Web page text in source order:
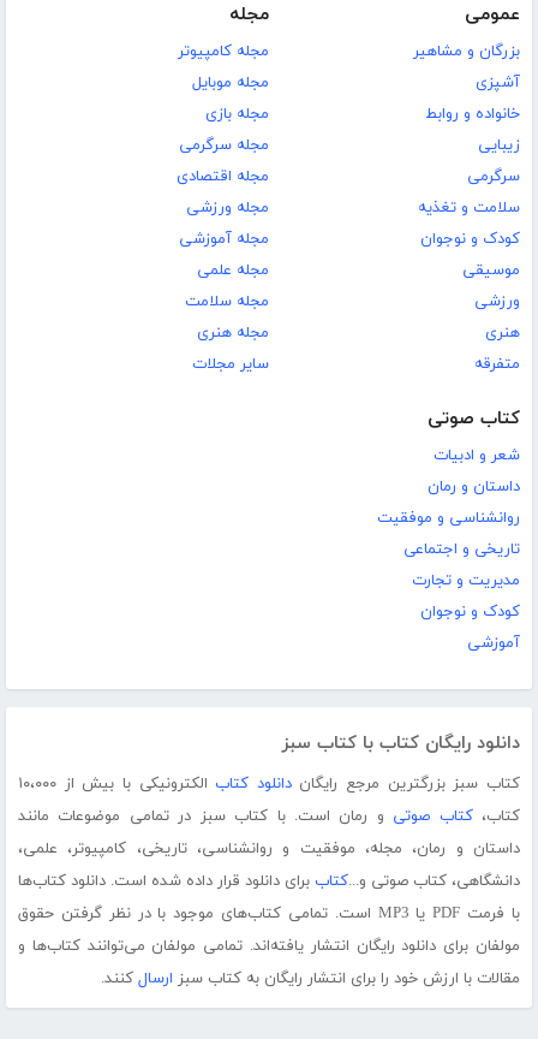
عمومی
بزرگان و مشاهیر
آشپزی
خانواده و روابط
زیبایی
سرگرمی
سلامت و تغذیه
کودک و نوجوان
موسیقی
ورزشی
هنری
متفرقه
مجله
مجله کامپیوتر
مجله موبایل
مجله بازی
مجله سرگرمی
مجله اقتصادی
مجله ورزشی
مجله آموزشی
مجله علمی
مجله سلامت
مجله هنری
سایر مجلات
کتاب صوتی
شعر و ادبیات
داستان و رمان
روانشناسی و موفقیت
تاریخی و اجتماعی
مدیریت و تجارت
کودک و نوجوان
آموزشی
دانلود رایگان کتاب با کتاب سبز
کتاب سبز بزرگترین مرجع رایگاندانلود کتاب
الکترونیکی با بیش از ۱۰،۰۰۰
کتاب،کتاب صوتی و رمان است. با کتاب سبز در تمامی موضوعات مانند
داستان و رمان، مجله، موفقیت و روانشناسی، تاریخی، کامپیوتر، علمی،
دانشگاهی، کتاب صوتی و...کتاب برای دانلود قرار داده شده است. دانلود کتاب‌ها
با فرمت PDF یا MP3 است. تمامی کتاب‌های موجود با در نظر گرفتن حقوق
مولفان برای دانلود رایگان انتشار یافته‌اند. تمامی مولفان می‌توانند کتاب‌ها و
مقالات با ارزش خود را برای انتشار رایگان به کتاب سبز ارسال کنند.